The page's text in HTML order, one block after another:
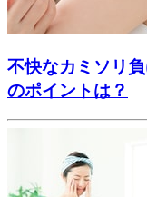
不快なカミソリ
のポイントは？